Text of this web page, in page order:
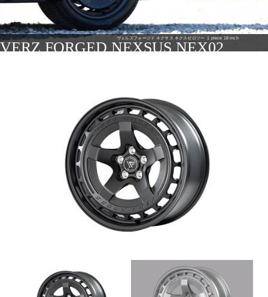
ヴェルズフォージド ネクサス ネクスゼロツー 1 piece 18 inch
VERZ FORGED NEXSUS NEX02